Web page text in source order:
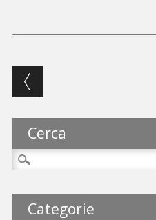
Post
Cerca
Ricerca
Categorie